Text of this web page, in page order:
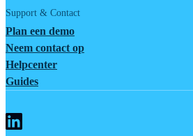
Support & Contact
Plan een demo
Neem contact op
Helpcenter
Guides